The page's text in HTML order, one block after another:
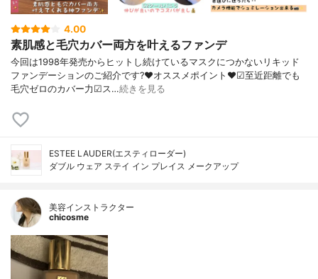
4.00
素肌感と毛穴カバー両方を叶えるファンデ
今回は1998年発売からヒットし続けているマスクにつかないリキッド
ファンデーションのご紹介です?❤︎オススメポイント❤︎☑︎至近距離でも
毛穴ゼロのカバー力☑︎ス…続きを見る
ESTEE LAUDER(エスティローダー)
ダブル ウェア ステイ イン プレイス メークアップ
美容インストラクター
chicosme